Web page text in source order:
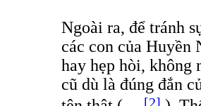
Ngoài ra, để tránh
các con của Huyền
hay hẹp hòi, không
cũ dù là đúng đắn
[2]